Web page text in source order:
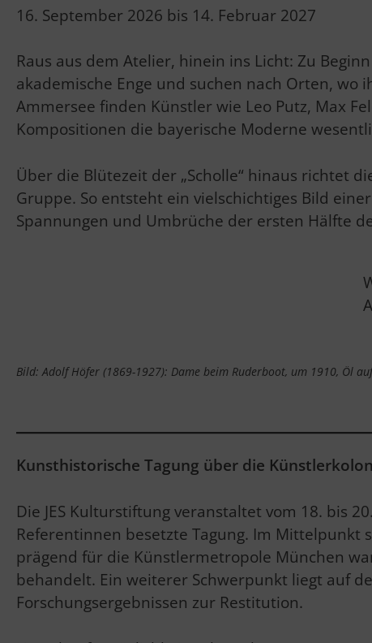
16. September 2026 bis 14. Februar 2027
Raus aus dem Atelier, hinein ins Licht: Zu
akademische Enge und suchen nach Orten,
Ammersee finden Künstler wie Leo Putz, Max
Kompositionen die bayerische Moderne
Über die Blütezeit der „Scholle“ hinaus richtet
Gruppe. So entsteht ein vielschichtiges Bild
Spannungen und Umbrüche der ersten Hälfte
Bild: Adolf Höfer (1869-1927): Dame beim Ruderboot, um 1910, Öl
Kunsthistorische Tagung über die
Die JES Kulturstiftung veranstaltet vom 18. bis
Referentinnen besetzte Tagung. Im Mittelpunkt
prägend für die Künstlermetropole München
behandelt. Ein weiterer Schwerpunkt liegt auf
Forschungsergebnissen zur Restitution.